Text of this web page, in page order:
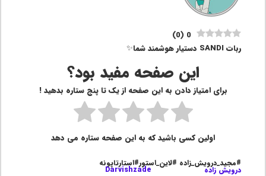
0
(
0
)
ربات SANDI دستیار هوشمند شما✨
این صفحه مفید بود؟
برای امتیاز دادن به این صفحه از یک تا پنج ستاره بدهید !
اولین کسی باشید که به این صفحه ستاره می دهد
#مجید_درویش_زاده #لاین_استور#استارتاپونه
درویش زاده Darvishzade